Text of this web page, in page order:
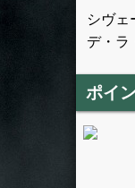
シヴェ
デ・ラ
ポイ